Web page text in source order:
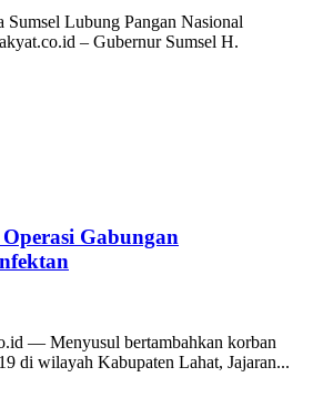
Lubung Pangan Nasional
– Gubernur Sumsel H.
Gabungan
— Menyusul bertambahkan korban
di wilayah Kabupaten Lahat, Jajaran...